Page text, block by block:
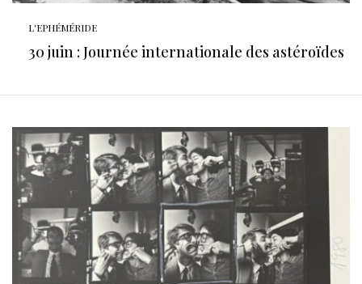
L'EPHÉMÉRIDE
30 juin : Journée internationale des astéroïdes